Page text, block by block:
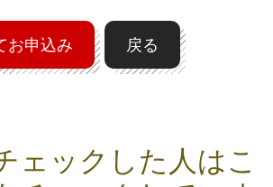
お申込み 戻る
ェックした人はこ